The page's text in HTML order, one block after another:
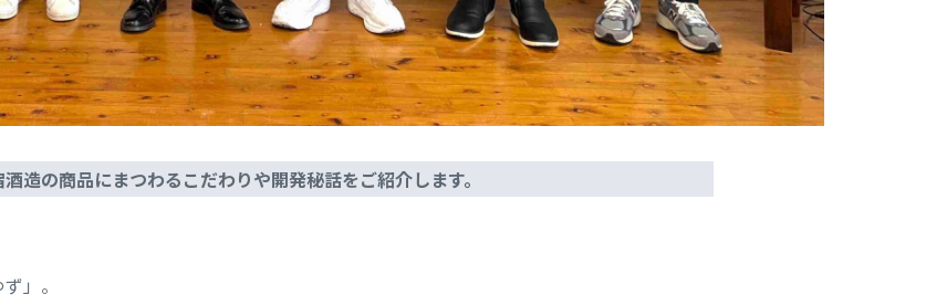
造の商品にまつわるこだわりや開発秘話をご紹介します。
」。